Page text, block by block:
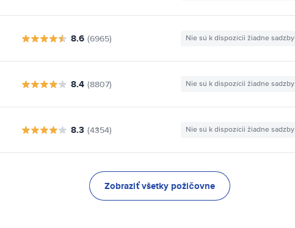
8.6 (6965) Nie sú k dispozícii žiadne sadzby
8.4 (8807) Nie sú k dispozícii žiadne sadzby
8.3 (4354) Nie sú k dispozícii žiadne sadzby
Zobraziť všetky požičovne